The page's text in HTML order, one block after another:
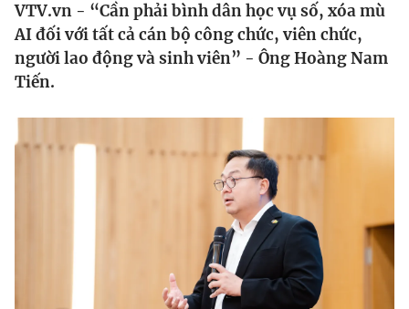
Thế giới
Tin tức
Thế giới đó đây
Kinh tế
Thị trường
Dữ liệu và đời sống
VTV.vn - “Cần phải bình dân học vụ số, xóa mù
AI đối với tất cả cán bộ công chức, viên chức,
người lao động và sinh viên” - Ông Hoàng Nam
Tiến.